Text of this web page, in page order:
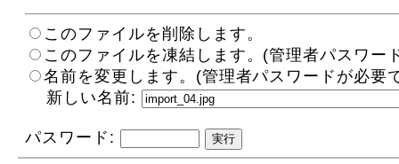
このファイルを削除します。
このファイルを凍結します。(管理者パスワー
名前を変更します。(管理者パスワードが必要
新しい名前:
パスワード: